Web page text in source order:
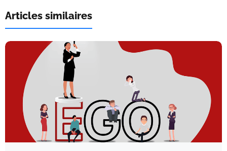
Articles similaires